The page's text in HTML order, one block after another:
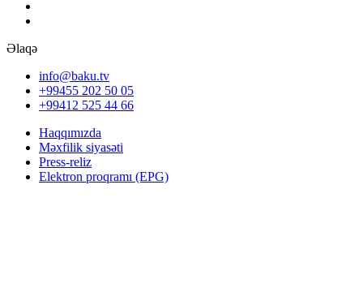
Əlaqə
info@baku.tv
+99455 202 50 05
+99412 525 44 66
Haqqımızda
Məxfilik siyasəti
Press-reliz
Elektron proqramı (EPG)